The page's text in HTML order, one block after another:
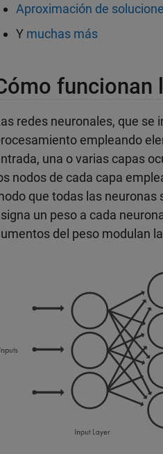
Aproximación de
Y muchas más
funcionan
redes neuronales, que se
empleando
una o varias capas
nodos de cada capa
que todas las
un peso a cada
del peso modulan